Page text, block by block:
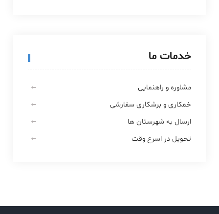
خدمات ما
مشاوره و راهنمایی
خمکاری و برشکاری سفارشی
ارسال به شهرستان ها
تحویل در اسرع وقت